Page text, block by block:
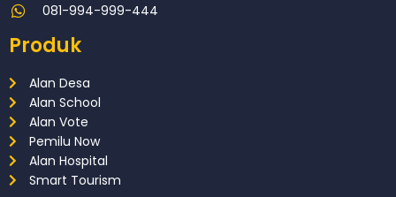
081-994-999-444
Produk
Alan Desa
Alan School
Alan Vote
Pemilu Now
Alan Hospital
Smart Tourism